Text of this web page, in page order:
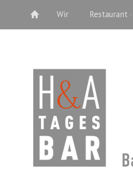
Wir Restaurant